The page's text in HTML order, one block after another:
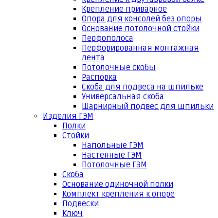
Крепление приварное
Опора для консолей без опоры
Основание потолочной стойки
Перфополоса
Перфорированная монтажная
лента
Потолочные скобы
Распорка
Скоба для подвеса на шпильке
Универсальная скоба
Шарнирный подвес для шпильки
Изделия ГЭМ
Полки
Стойки
Напольные ГЭМ
Настенные ГЭМ
Потолочные ГЭМ
Скоба
Основание одиночной полки
Комплект крепления к опоре
Подвески
Ключ